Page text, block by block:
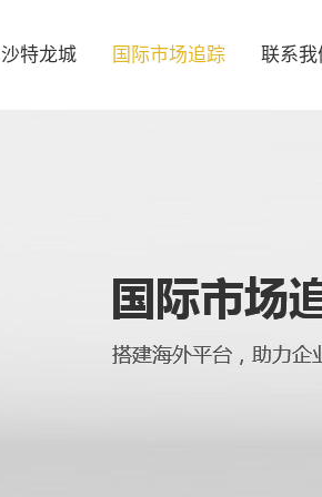
沙特龙城 国际市场追踪 联系我